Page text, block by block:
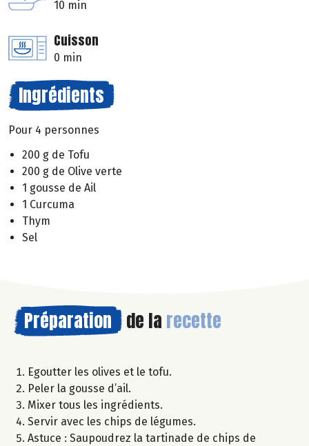
10 min
Cuisson
0 min
Ingrédients
Pour 4 personnes
200 g de Tofu
200 g de Olive verte
1 gousse de Ail
1 Curcuma
Thym
Sel
Préparation de la recette
Egoutter les olives et le tofu.
Peler la gousse d’ail.
Mixer tous les ingrédients.
Servir avec les chips de légumes.
Astuce : Saupoudrez la tartinade de chips de